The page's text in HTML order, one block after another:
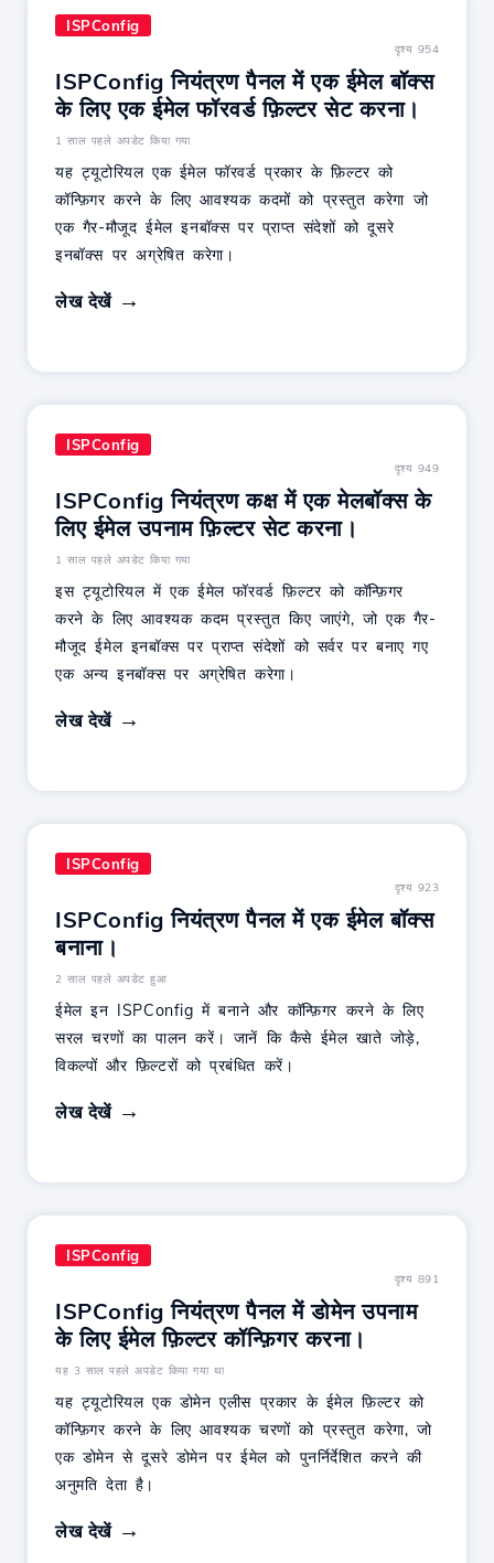
ISPConfig
दृश्य 954
ISPConfig नियंत्रण पैनल में एक ईमेल बॉक्स
के लिए एक ईमेल फॉरवर्ड फ़िल्टर सेट करना।
1 साल पहले अपडेट किया गया
यह ट्यूटोरियल एक ईमेल फॉरवर्ड प्रकार के फ़िल्टर को
कॉन्फ़िगर करने के लिए आवश्यक कदमों को प्रस्तुत करेगा जो
एक गैर-मौजूद ईमेल इनबॉक्स पर प्राप्त संदेशों को दूसरे
इनबॉक्स पर अग्रेषित करेगा।
लेख देखें
ISPConfig
दृश्य 949
ISPConfig नियंत्रण कक्ष में एक मेलबॉक्स के
लिए ईमेल उपनाम फ़िल्टर सेट करना।
1 साल पहले अपडेट किया गया
इस ट्यूटोरियल में एक ईमेल फॉरवर्ड फ़िल्टर को कॉन्फ़िगर
करने के लिए आवश्यक कदम प्रस्तुत किए जाएंगे, जो एक गैर-
मौजूद ईमेल इनबॉक्स पर प्राप्त संदेशों को सर्वर पर बनाए गए
एक अन्य इनबॉक्स पर अग्रेषित करेगा।
लेख देखें
ISPConfig
दृश्य 923
ISPConfig नियंत्रण पैनल में एक ईमेल बॉक्स
बनाना।
2 साल पहले अपडेट हुआ
ईमेल इन ISPConfig में बनाने और कॉन्फ़िगर करने के लिए
सरल चरणों का पालन करें। जानें कि कैसे ईमेल खाते जोड़े,
विकल्पों और फ़िल्टरों को प्रबंधित करें।
लेख देखें
ISPConfig
दृश्य 891
ISPConfig नियंत्रण पैनल में डोमेन उपनाम
के लिए ईमेल फ़िल्टर कॉन्फ़िगर करना।
यह 3 साल पहले अपडेट किया गया था
यह ट्यूटोरियल एक डोमेन एलीस प्रकार के ईमेल फ़िल्टर को
कॉन्फ़िगर करने के लिए आवश्यक चरणों को प्रस्तुत करेगा, जो
एक डोमेन से दूसरे डोमेन पर ईमेल को पुनर्निर्देशित करने की
अनुमति देता है।
लेख देखें